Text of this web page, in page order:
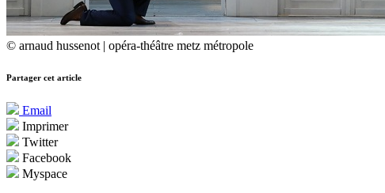
© arnaud hussenot | opéra-théâtre metz métropole
Partager cet article
Email
Imprimer
Twitter
Facebook
Myspace